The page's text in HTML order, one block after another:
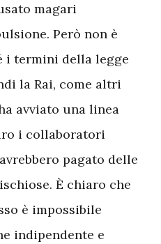
magari
Però non è
i termini della legge
la Rai, come altri
avviato una linea
i collaboratori
pagato delle
È chiaro che
è impossibile
indipendente e